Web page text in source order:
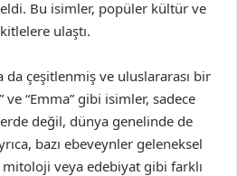
Bu isimler, popüler kültür ve
ulaştı.
da çeşitlenmiş ve uluslararası bir
ve “Emma” gibi isimler, sadece
değil, dünya genelinde de
bazı ebeveynler geleneksel
mitoloji veya edebiyat gibi farklı